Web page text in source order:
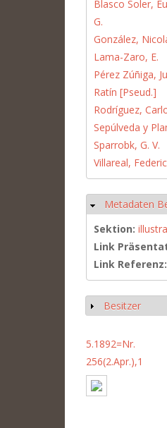
Blasco Soler,
G.
González,
Lama-Zaro, E.
Pérez Zúñiga,
Ratín [Pseud.]
Rodríguez,
Sepúlveda y
Sparrobk, G. V.
Villareal,
Hide
Metadaten
Sektion:
Link
Link Referenz:
Show
Besitzer
5.1892=Nr.
256(2.Apr.),1